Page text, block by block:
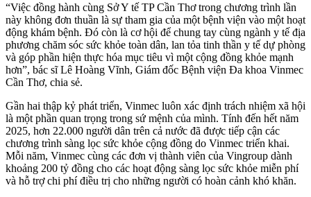
“Việc đồng hành cùng Sở Y tế TP Cần Thơ trong chương trình lần
này không đơn thuần là sự tham gia của một bệnh viện vào một hoạt
động khám bệnh. Đó còn là cơ hội để chung tay cùng ngành y tế địa
phương chăm sóc sức khỏe toàn dân, lan tỏa tinh thần y tế dự phòng
và góp phần hiện thực hóa mục tiêu vì một cộng đồng khỏe mạnh
hơn”, bác sĩ Lê Hoàng Vĩnh, Giám đốc Bệnh viện Đa khoa Vinmec
Cần Thơ, chia sẻ.
Gần hai thập kỷ phát triển, Vinmec luôn xác định trách nhiệm xã hội
là một phần quan trọng trong sứ mệnh của mình. Tính đến hết năm
2025, hơn 22.000 người dân trên cả nước đã được tiếp cận các
chương trình sàng lọc sức khỏe cộng đồng do Vinmec triển khai.
Mỗi năm, Vinmec cùng các đơn vị thành viên của Vingroup dành
khoảng 200 tỷ đồng cho các hoạt động sàng lọc sức khỏe miễn phí
và hỗ trợ chi phí điều trị cho những người có hoàn cảnh khó khăn.